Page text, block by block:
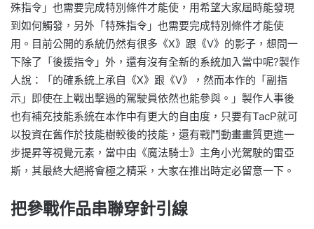
殊指令」也需要完成特別條件才能使，用希望大家屆時能發現
到如何觸發，另外「特殊指令」也需要完成特別條件才能使
用。 目前公開的系統仍然有很多《X》跟《V》的影子，想問一
下除了「後援指令」外，還有沒有全新的系統加入當中呢?製作
人說：「的確系統上承自《X》跟《V》，然而本作的「副指
示」即使在上戰出擊過的駕駛員依然也能參與。」製作人事後
也有補充技能系統在本作中有更大的自由度，只要有TacP就可
以投資在舊作於技能樹較後的技能，還有戰鬥動畫畫質更進一
步提昇等視覺元素，當中由《魔法騎士》主角小光駕駛的雷亞
斯，其最終大絕將會極之精采，大家在推出時定必留意一下。
把參戰作品串聯穿針引線